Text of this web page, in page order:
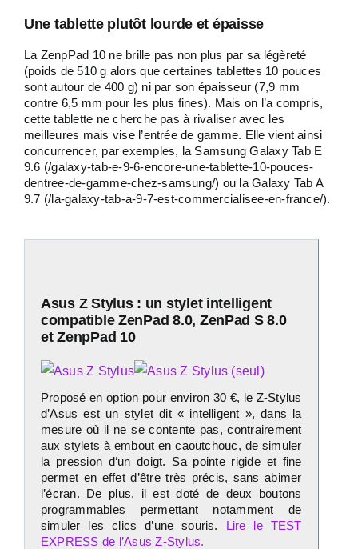
Une tablette plutôt lourde et épaisse
La ZenpPad 10 ne brille pas non plus par sa légèreté
(poids de 510 g alors que certaines tablettes 10 pouces
sont autour de 400 g) ni par son épaisseur (7,9 mm
contre 6,5 mm pour les plus fines). Mais on l’a compris,
cette tablette ne cherche pas à rivaliser avec les
meilleures mais vise l’entrée de gamme. Elle vient ainsi
concurrencer, par exemples, la Samsung Galaxy Tab E
9.6 (/galaxy-tab-e-9-6-encore-une-tablette-10-pouces-
dentree-de-gamme-chez-samsung/) ou la Galaxy Tab A
9.7 (/la-galaxy-tab-a-9-7-est-commercialisee-en-france/).
Asus Z Stylus : un stylet intelligent
compatible ZenPad 8.0, ZenPad S 8.0
et ZenpPad 10
Proposé en option pour environ 30 €, le Z-Stylus
d’Asus est un stylet dit « intelligent », dans la
mesure où il ne se contente pas, contrairement
aux stylets à embout en caoutchouc, de simuler
la pression d‘un doigt. Sa pointe rigide et fine
permet en effet d’être très précis, sans abimer
l’écran. De plus, il est doté de deux boutons
programmables permettant notamment de
simuler les clics d’une souris. Lire le TEST
EXPRESS de l’Asus Z-Stylus.